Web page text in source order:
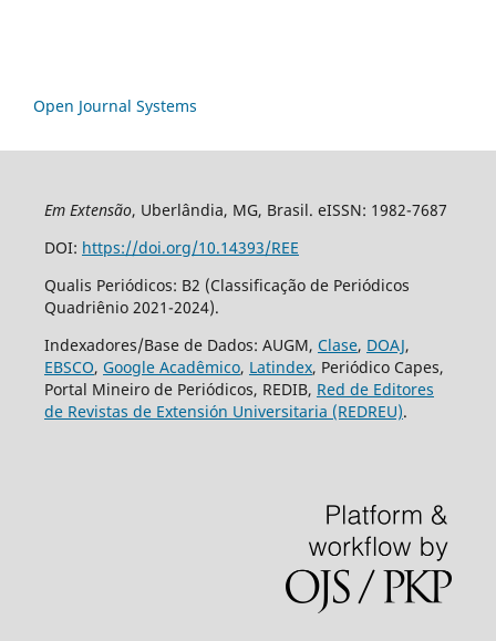
Open Journal Systems
Em Extensão, Uberlândia, MG, Brasil. eISSN: 1982-7687
DOI: https://doi.org/10.14393/REE
Qualis Periódicos: B2 (Classificação de Periódicos
Quadriênio 2021-2024).
Indexadores/Base de Dados: AUGM, Clase, DOAJ,
EBSCO, Google Acadêmico, Latindex, Periódico Capes,
Portal Mineiro de Periódicos, REDIB, Red de Editores
de Revistas de Extensión Universitaria (REDREU).